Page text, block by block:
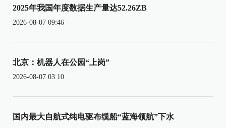
2025年我国年度数据生产量达52.26ZB
2026-08-07 09:46
北京：机器人在公园“上岗”
2026-08-07 03:10
国内最大自航式纯电驱布缆船“蓝海领航”下水